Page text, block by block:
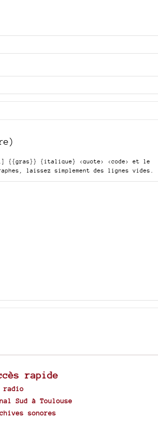
{{gras}} {italique} <quote> <code>
et le
laissez simplement des lignes vides.
rapide
radio
Sud à Toulouse
sonores